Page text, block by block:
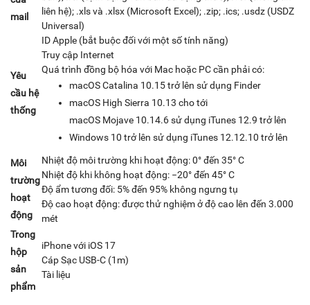
mail
liên hệ); .xls và .xlsx (Microsoft Excel); .zip; .ics; .usdz (USDZ
Universal)
Yêu
cầu hệ
thống
ID Apple (bắt buộc đối với một số tính năng)
Truy cập Internet
Quá trình đồng bộ hóa với Mac hoặc PC cần phải có:
macOS Catalina 10.15 trở lên sử dụng Finder
macOS High Sierra 10.13 cho tới
macOS Mojave 10.14.6 sử dụng iTunes 12.9 trở lên
Windows 10 trở lên sử dụng iTunes 12.12.10 trở lên
Môi
trường
hoạt
động
Nhiệt độ môi trường khi hoạt động: 0° đến 35° C
Nhiệt độ khi không hoạt động: −20° đến 45° C
Độ ẩm tương đối: 5% đến 95% không ngưng tụ
Độ cao hoạt động: được thử nghiệm ở độ cao lên đến 3.000
mét
Trong
hộp
sản
phẩm
iPhone với iOS 17
Cáp Sạc USB-C (1m)
Tài liệu